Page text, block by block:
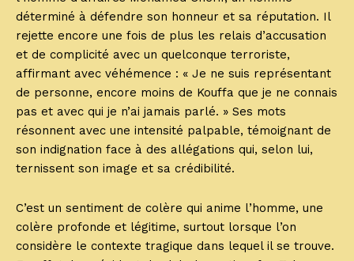
déterminé à défendre son honneur et sa réputation. Il
rejette encore une fois de plus les relais d’accusation
et de complicité avec un quelconque terroriste,
affirmant avec véhémence : « Je ne suis représentant
de personne, encore moins de Kouffa que je ne connais
pas et avec qui je n’ai jamais parlé. » Ses mots
résonnent avec une intensité palpable, témoignant de
son indignation face à des allégations qui, selon lui,
ternissent son image et sa crédibilité.
C’est un sentiment de colère qui anime l’homme, une
colère profonde et légitime, surtout lorsque l’on
considère le contexte tragique dans lequel il se trouve.